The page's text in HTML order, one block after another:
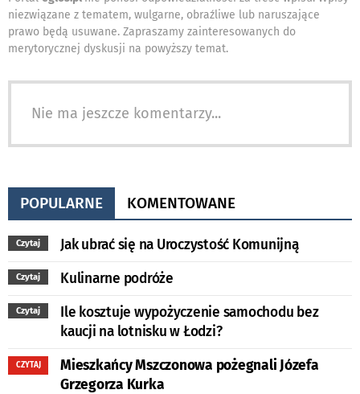
niezwiązane z tematem, wulgarne, obraźliwe lub naruszające
prawo będą usuwane. Zapraszamy zainteresowanych do
merytorycznej dyskusji na powyższy temat.
Nie ma jeszcze komentarzy...
POPULARNE KOMENTOWANE
Czytaj Jak ubrać się na Uroczystość Komunijną
Czytaj Kulinarne podróże
Czytaj
Ile kosztuje wypożyczenie samochodu bez
kaucji na lotnisku w Łodzi?
CZYTAJ
Mieszkańcy Mszczonowa pożegnali Józefa
Grzegorza Kurka